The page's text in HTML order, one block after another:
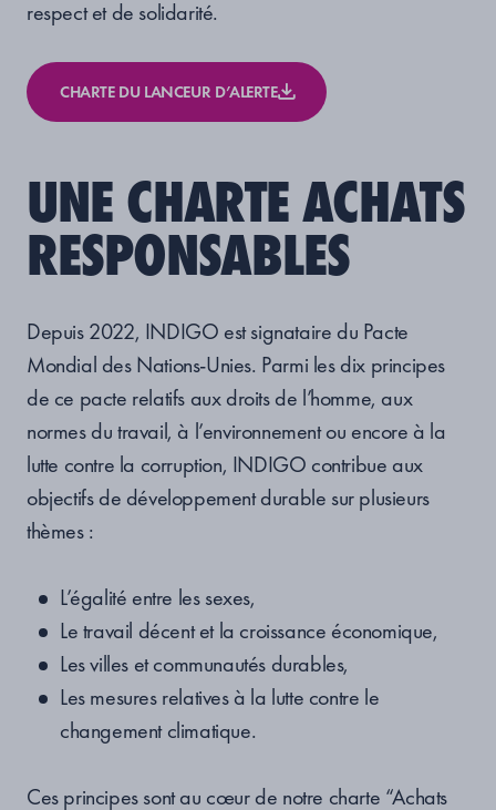
respect et de solidarité.
CHARTE DU LANCEUR D’ALERTE
UNE CHARTE ACHATS
RESPONSABLES
Depuis 2022, INDIGO est signataire du Pacte
Mondial des Nations-Unies. Parmi les dix principes
de ce pacte relatifs aux droits de l’homme, aux
normes du travail, à l’environnement ou encore à la
lutte contre la corruption, INDIGO contribue aux
objectifs de développement durable sur plusieurs
thèmes :
L’égalité entre les sexes,
Le travail décent et la croissance économique,
Les villes et communautés durables,
Les mesures relatives à la lutte contre le
changement climatique.
Ces principes sont au cœur de notre charte “Achats